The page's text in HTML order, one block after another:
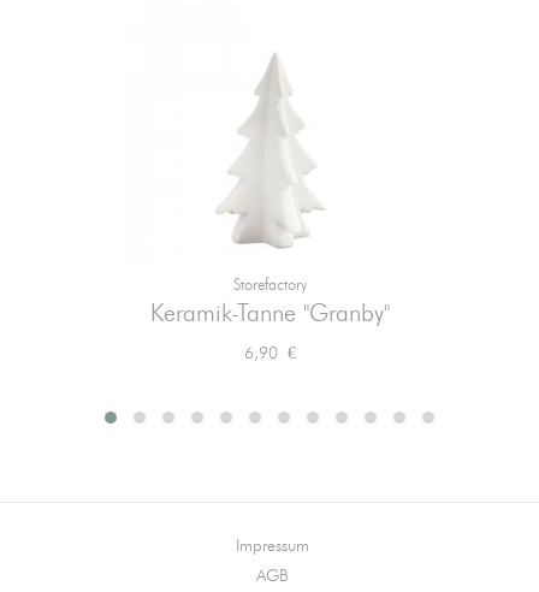
Storefactory
Keramik-Tanne "Granby"
Preis
6,90 €
Impressum
AGB